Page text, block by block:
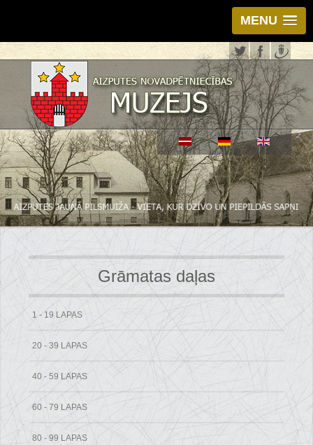
MENU
Grāmatas daļas
1 - 19 LAPAS
20 - 39 LAPAS
40 - 59 LAPAS
60 - 79 LAPAS
80 - 99 LAPAS